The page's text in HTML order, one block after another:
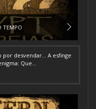
TEMPO
desvendar... A esfinge
Que...